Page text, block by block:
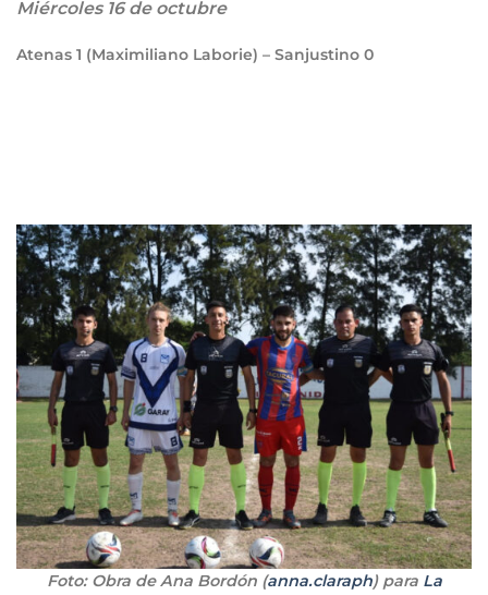
Miércoles 16 de octubre
Atenas 1 (Maximiliano Laborie) – Sanjustino 0
Foto: Obra de Ana Bordón (anna.claraph) para La